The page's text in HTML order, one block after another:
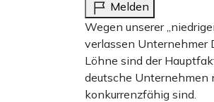
Melden
Wegen unserer
verlassen Unternehmer
Löhne sind der
deutsche Unternehmen
konkurrenzfähig sind.